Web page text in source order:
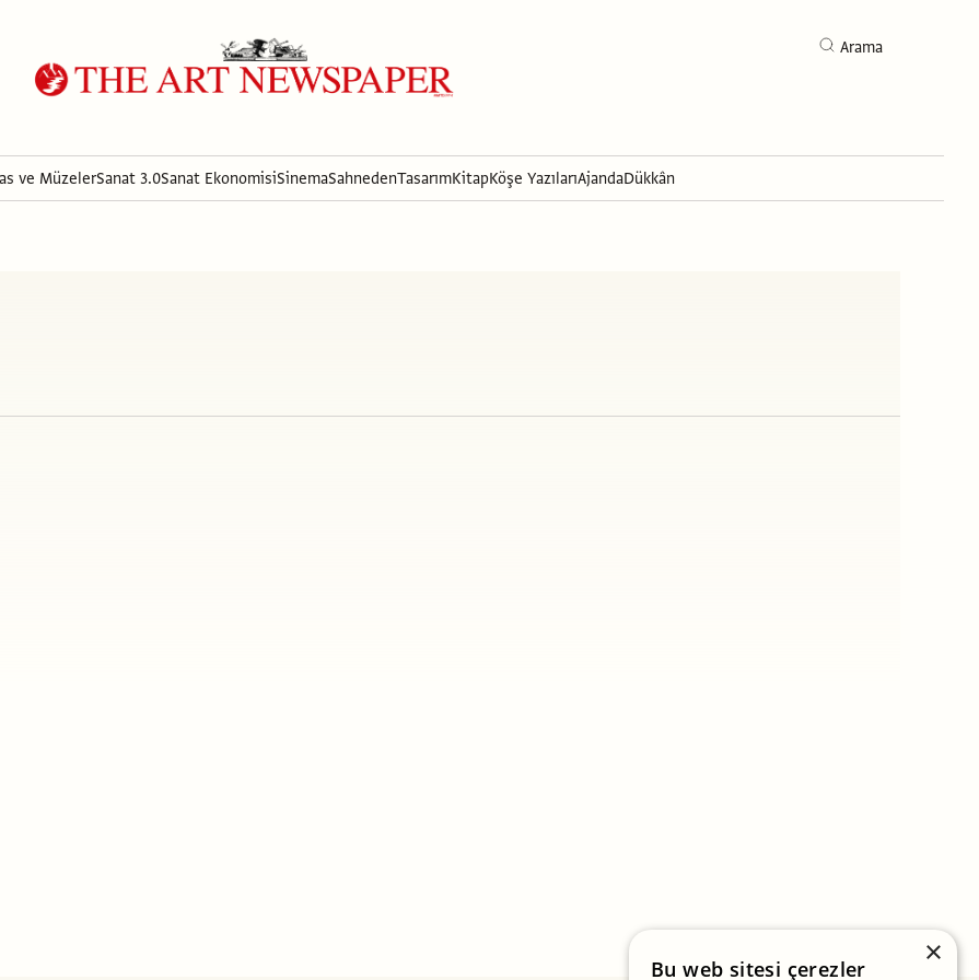
Arama
ve MüzelerSanat 3.0Sanat EkonomisiSinemaSahnedenTasarımKitapKöşe YazılarıAjandaDükkân
×
Bu web sitesi çerezler